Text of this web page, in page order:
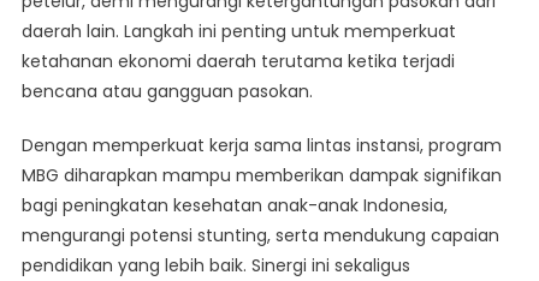
daerah lain. Langkah ini penting untuk memperkuat
ketahanan ekonomi daerah terutama ketika terjadi
bencana atau gangguan pasokan.
Dengan memperkuat kerja sama lintas instansi, program
MBG diharapkan mampu memberikan dampak signifikan
bagi peningkatan kesehatan anak-anak Indonesia,
mengurangi potensi stunting, serta mendukung capaian
pendidikan yang lebih baik. Sinergi ini sekaligus